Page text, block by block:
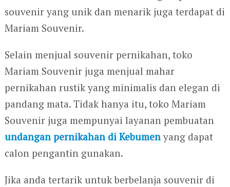
souvenir yang unik dan menarik juga terdapat di
Mariam Souvenir.
Selain menjual souvenir pernikahan, toko
Mariam Souvenir juga menjual mahar
pernikahan rustik yang minimalis dan elegan di
pandang mata. Tidak hanya itu, toko Mariam
Souvenir juga mempunyai layanan pembuatan
undangan pernikahan di Kebumenyang dapat
calon pengantin gunakan.
Jika anda tertarik untuk berbelanja souvenir di